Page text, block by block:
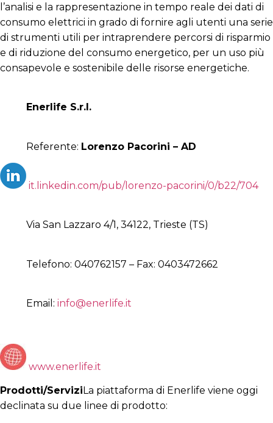
l’analisi e la rappresentazione in tempo reale dei dati di
consumo elettrici in grado di fornire agli utenti una serie
di strumenti utili per intraprendere percorsi di risparmio
e di riduzione del consumo energetico, per un uso più
consapevole e sostenibile delle risorse energetiche.
Enerlife S.r.l.
Referente: Lorenzo Pacorini – AD
it.linkedin.com/pub/lorenzo-pacorini/0/b22/704
Via San Lazzaro 4/1, 34122, Trieste (TS)
Telefono: 040762157 – Fax: 0403472662
Email: info@enerlife.it
www.enerlife.it
Prodotti/Servizi La piattaforma di Enerlife viene oggi
declinata su due linee di prodotto: